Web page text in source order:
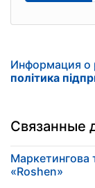
Информация о
політика
Связанные
Маркетингова
«Roshen»